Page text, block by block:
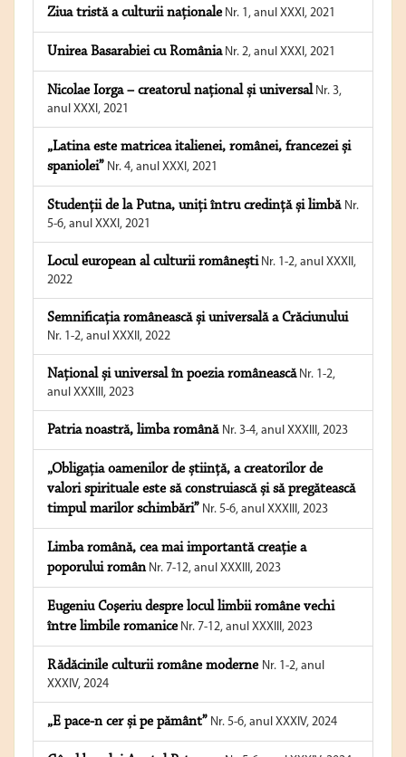
Ziua tristă a culturii naționaleNr. 1, anul XXXI, 2021
Unirea Basarabiei cu RomâniaNr. 2, anul XXXI, 2021
Nicolae Iorga – creatorul național și universalNr. 3,
anul XXXI, 2021
„Latina este matricea italienei, românei, francezei și
spaniolei” Nr. 4, anul XXXI, 2021
Studenții de la Putna, uniți întru credință și limbă Nr.
5-6, anul XXXI, 2021
Locul european al culturii româneștiNr. 1-2, anul XXXII,
2022
Semnificația românească și universală a Crăciunului
Nr. 1-2, anul XXXII, 2022
Național și universal în poezia româneascăNr. 1-2,
anul XXXIII, 2023
Patria noastră, limba română Nr. 3-4, anul XXXIII, 2023
„Obligația oamenilor de știință, a creatorilor de
valori spirituale este să construiască și să pregătească
timpul marilor schimbări” Nr. 5-6, anul XXXIII, 2023
Limba română, cea mai importantă creație a
poporului românNr. 7-12, anul XXXIII, 2023
Eugeniu Coşeriu despre locul limbii române vechi
între limbile romaniceNr. 7-12, anul XXXIII, 2023
Rădăcinile culturii române moderne Nr. 1-2, anul
XXXIV, 2024
„E pace-n cer și pe pământ” Nr. 5-6, anul XXXIV, 2024